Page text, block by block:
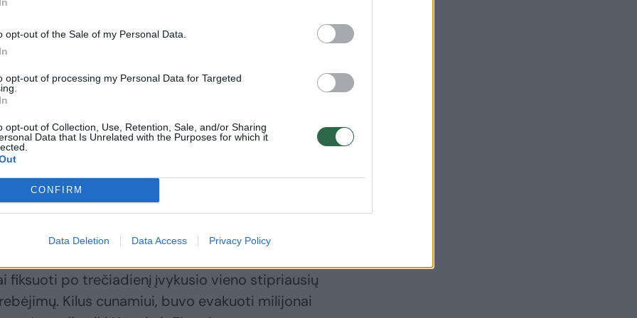
opt-out of the Sale of my Personal Data.
opt-out of processing my Personal Data for Targeted
opt-out of Collection, Use, Retention, Sale, and/or Sharing
Data that Is Unrelated with the Purposes for which it
CONFIRM
Data Deletion Data Access Privacy Policy
suteiktas oranžinis pavojaus aviacijai kodas, t. y.
skrydžių grafiko sutrikimus.
esantis Kliučių ugnikalnis – aukščiausias veikiantis
ugnikalnio veikla gana įprasta – asaulio
nuo 2000-ųjų jis yra išsiveržęs bent
fiksuoti po trečiadienį įvykusio vieno stipriausių
Kilus cunamiui, buvo evakuoti milijonai